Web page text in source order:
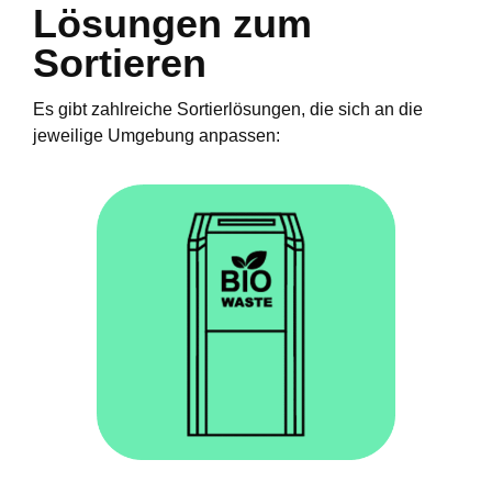
Lösungen zum
Sortieren
Es gibt zahlreiche Sortierlösungen, die sich an die
jeweilige Umgebung anpassen: